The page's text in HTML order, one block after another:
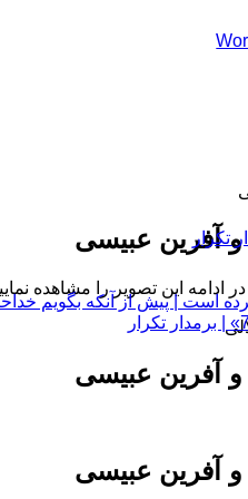
است | پیش از آنکه بگویم
آفرین عبیسی
این تصویر را مشاهده
آفرین عبیسی
آفرین عبیسی